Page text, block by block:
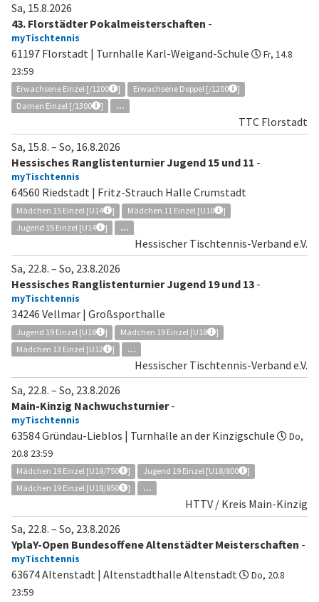
Sa, 15.8.2026
43. Florstädter Pokalmeisterschaften -
myTischtennis
61197 Florstadt | Turnhalle Karl-Weigand-Schule
Fr, 14.8
23:59
Erwachsene Einzel [/1200 ] Erwachsene Doppel [/1200
]
Damen Einzel [/1300
] ...
TTC Florstadt
Sa, 15.8. – So, 16.8.2026
Hessisches Ranglistenturnier Jugend 15 und 11 -
myTischtennis
64560 Riedstadt | Fritz-Strauch Halle Crumstadt
Mädchen 15 Einzel [U14 ] Mädchen 11 Einzel [U10
]
Jugend 15 Einzel [U14
] ...
Hessischer Tischtennis-Verband e.V.
Sa, 22.8. – So, 23.8.2026
Hessisches Ranglistenturnier Jugend 19 und 13 -
myTischtennis
34246 Vellmar | Großsporthalle
Jugend 19 Einzel [U18 ] Mädchen 19 Einzel [U18
]
Mädchen 13 Einzel [U12
] ...
Hessischer Tischtennis-Verband e.V.
Sa, 22.8. – So, 23.8.2026
Main-Kinzig Nachwuchsturnier -
myTischtennis
63584 Gründau-Lieblos | Turnhalle an der Kinzigschule
Do,
20.8 23:59
Mädchen 19 Einzel [U18/750 ] Jugend 19 Einzel [U18/800
]
Mädchen 19 Einzel [U18/850
] ...
HTTV / Kreis Main-Kinzig
Sa, 22.8. – So, 23.8.2026
YplaY-Open Bundesoffene Altenstädter Meisterschaften -
myTischtennis
63674 Altenstadt | Altenstadthalle Altenstadt
Do, 20.8
23:59